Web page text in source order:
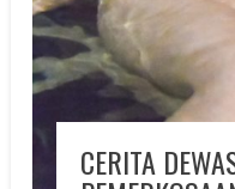
CERITA